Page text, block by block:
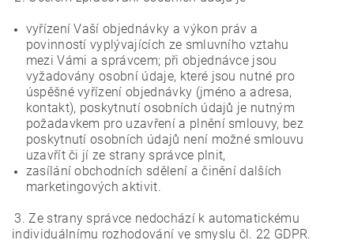
vyřízení Vaší objednávky a výkon práv a
povinností vyplývajících ze smluvního vztahu
mezi Vámi a správcem; při objednávce jsou
vyžadovány osobní údaje, které jsou nutné pro
úspěšné vyřízení objednávky (jméno a adresa,
kontakt), poskytnutí osobních údajů je nutným
požadavkem pro uzavření a plnění smlouvy, bez
poskytnutí osobních údajů není možné smlouvu
uzavřít či jí ze strany správce plnit,
zasílání obchodních sdělení a činění dalších
marketingových aktivit.
3. Ze strany správce nedochází k automatickému
individuálnímu rozhodování ve smyslu čl. 22 GDPR.